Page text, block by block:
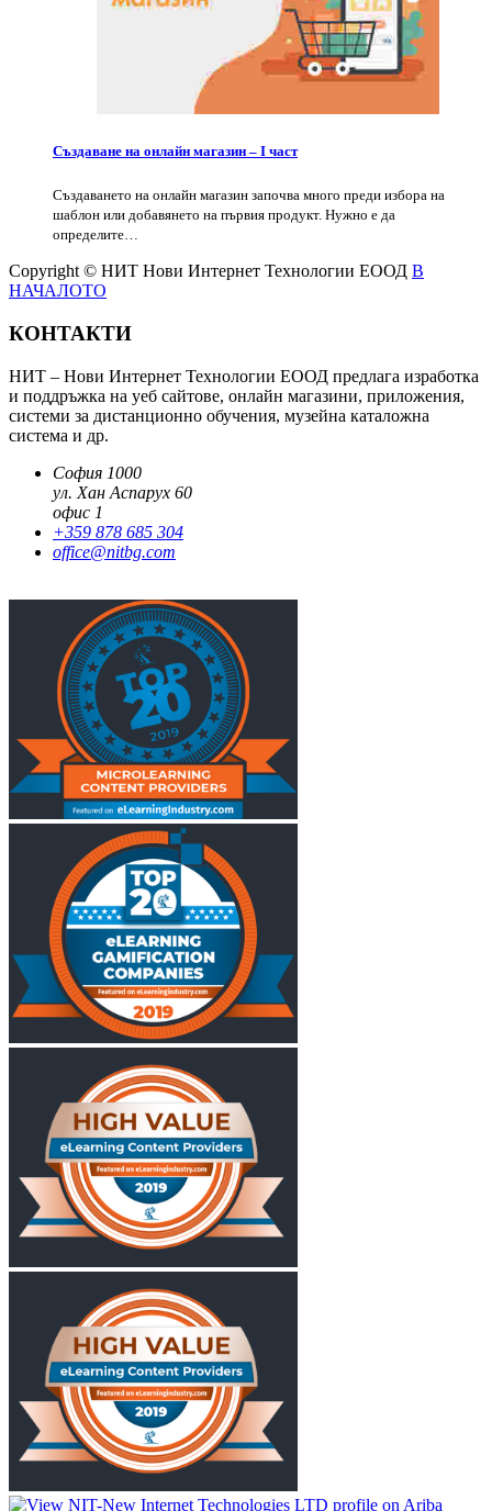
Създаване на онлайн магазин – I част
Създаването на онлайн магазин започва много преди избора на
шаблон или добавянето на първия продукт. Нужно е да
определите…
Copyright © НИТ Нови Интернет Технологии ЕООД В
НАЧАЛОТО
КОНТАКТИ
НИТ – Нови Интернет Технологии ЕООД предлага изработка
и поддръжка на уеб сайтове, онлайн магазини, приложения,
системи за дистанционно обучения, музейна каталожна
система и др.
София 1000
ул. Хан Аспарух 60
офис 1
+359 878 685 304
office@nitbg.com